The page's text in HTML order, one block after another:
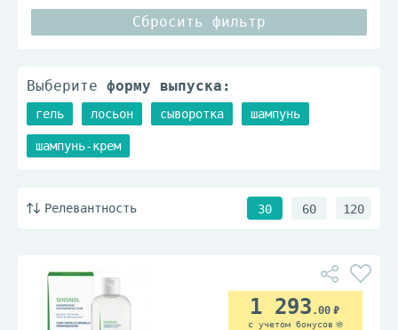
Сбросить фильтр
Выберите форму выпуска:
гель лосьон сыворотка шампунь
шампунь-крем
Релевантность 30 60 120
1 293 .00
с учетом бонусов